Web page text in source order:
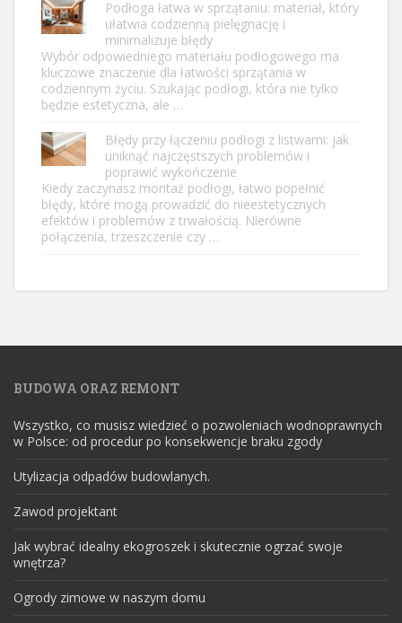
Podłoga łatwa w sprzątaniu: materiał, który
ułatwia codzienną pielęgnację i
minimalizuje błędy
Wybór odpowiedniego materiału podłogowego ma
kluczowe znaczenie dla łatwości sprzątania w
codziennym życiu. Szukając podłogi, która nie tylko
będzie estetyczna, ale …
Błędy przy łączeniu podłogi z listwami: jak
uniknąć najczęstszych problemów i
poprawić wykończenie
Kiedy zaczynasz montaż podłogi, łatwo popełnić
błędy, które mogą prowadzić do nieestetycznych
efektów i problemów z trwałością. Nierówne
połączenia, trzeszczenie czy …
BUDOWA ORAZ REMONT
Wszystko, co musisz wiedzieć o pozwoleniach wodnoprawnych
w Polsce: od procedur po konsekwencje braku zgody
Utylizacja odpadów budowlanych.
Zawod projektant
Jak wybrać idealny ekogroszek i skutecznie ogrzać swoje
wnętrza?
Ogrody zimowe w naszym domu